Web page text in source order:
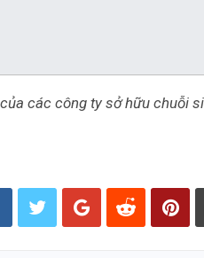
các công ty sở hữu chuỗi